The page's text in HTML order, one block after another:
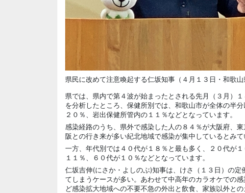
県民に改めて注意喚起する仁坂知事（４月１３日・和歌山
県では、県内で第４波が始まったとされる先月（３月）
を分析したところ、保健所別では、和歌山市が全体の半
２０％、岩出保健所管内の１１％などとなっています。
感染経路のうち、県外で感染した人の８４％が大阪府、
阪との行き来が多い紀北地域で感染が集中しているとみて
一方、年代別では４０代が１８％と最も多く、２０代が
１１％、６０代が１０％などとなっています。
仁坂吉伸(にさか・よしのぶ)知事は、けさ（１３日）の
てしまうケースが多い。あわせて中高年のカラオケでの
ど感染拡大地域への不要不急の外出と飲食、家族以外と